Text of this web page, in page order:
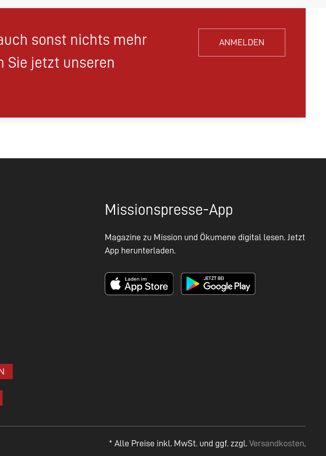
sonst nichts mehr
Sie jetzt unseren
ANMELDEN
Missionspresse-App
Magazine zu Mission und Ökumene digital lesen. Jetzt
App herunterladen.
* Alle Preise inkl. MwSt. und ggf. zzgl. Versandkosten.